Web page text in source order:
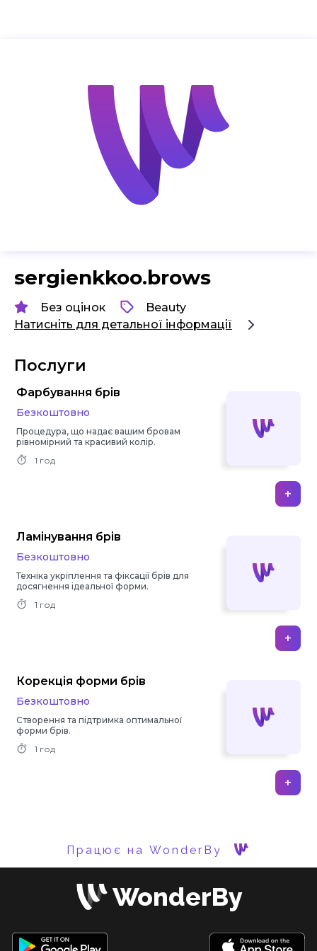
sergienkkoo.brows
Без оцінок
Beauty
Натисніть для детальної інформації
Послуги
Фарбування брів
Безкоштовно
Процедура, що надає вашим бровам
рівномірний та красивий колір.
1 год
+
Ламінування брів
Безкоштовно
Техніка укріплення та фіксації брів для
досягнення ідеальної форми.
1 год
+
Корекція форми брів
Безкоштовно
Створення та підтримка оптимальної
форми брів.
1 год
+
Працює на WonderBy
WonderBy